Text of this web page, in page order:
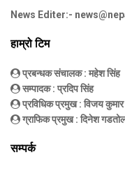
News Editer:-
हाम्रो टिम
प्रबन्धक संचालक: महेश सिंह
सम्पादक: प्रदिप सिंह
प्रविधिक प्रमुख: विजय कुमार
ग्राफिक प्रमुख: दिनेश
सम्पर्क